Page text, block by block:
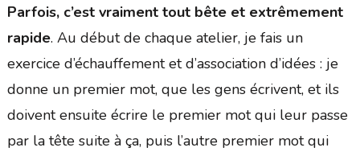
Parfois, c’est vraiment tout bête et extrêmement
rapide. Au début de chaque atelier, je fais un
exercice d’échauffement et d’association d’idées : je
donne un premier mot, que les gens écrivent, et ils
doivent ensuite écrire le premier mot qui leur passe
par la tête suite à ça, puis l’autre premier mot qui